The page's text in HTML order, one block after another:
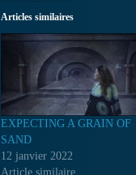
Articles similaires
EXPECTING A GRAIN OF
SAND
12 janvier 2022
Article similaire